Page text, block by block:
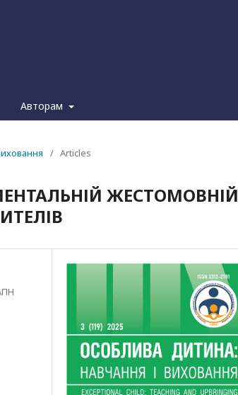
Авторам
/ Articles
ЖЕСТОМОВНІЙ